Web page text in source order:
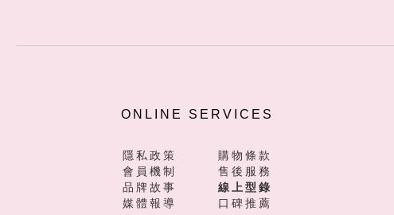
ONLINE SERVICES
隱私政策
購物條款
會員機制
售後服務
品牌故事
線上型錄
媒體報導
口碑推薦